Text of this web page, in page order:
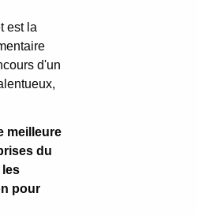
est la
d'un
meilleure
du
pour